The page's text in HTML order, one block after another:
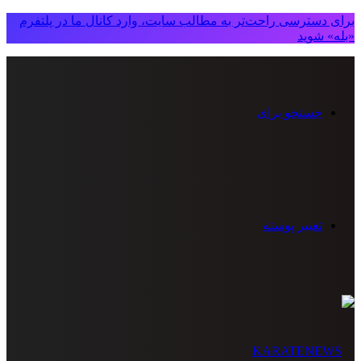
برای دسترسی راحت‌تر به مطالب سایت، وارد کانال ما در پلتفرم
«بله» شوید
جستجو برای
تغییر پوسته